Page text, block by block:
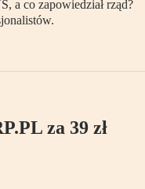
a co zapowiedział rząd?
za 39 zł